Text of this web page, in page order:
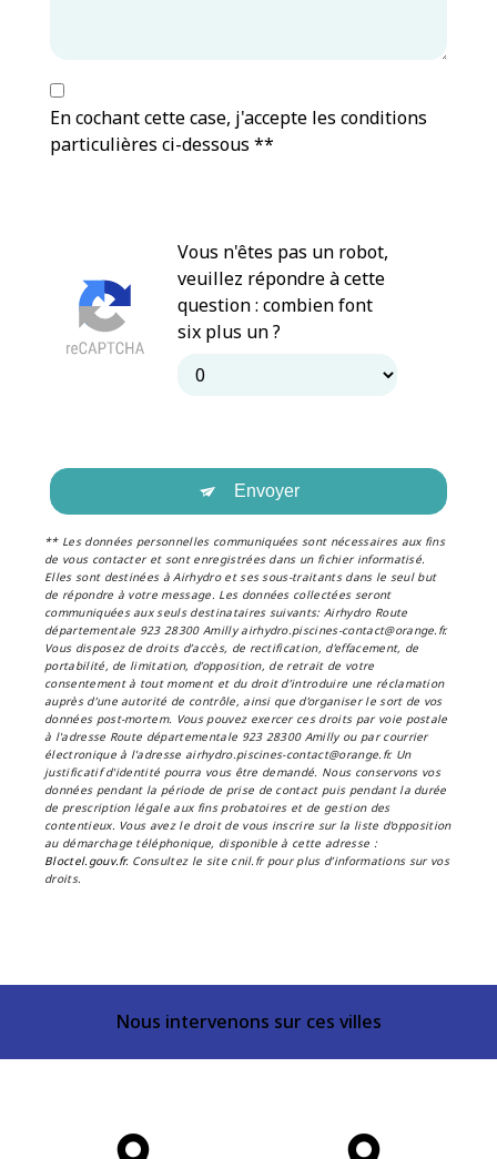
En cochant cette case, j'accepte les conditions
particulières ci-dessous **
Vous n'êtes pas un robot,
veuillez répondre à cette
question : combien font
six plus un ?
Envoyer
** Les données personnelles communiquées sont nécessaires aux fins
de vous contacter et sont enregistrées dans un fichier informatisé.
Elles sont destinées à Airhydro et ses sous-traitants dans le seul but
de répondre à votre message. Les données collectées seront
communiquées aux seuls destinataires suivants: Airhydro Route
départementale 923 28300 Amilly airhydro.piscines-contact@orange.fr.
Vous disposez de droits d’accès, de rectification, d’effacement, de
portabilité, de limitation, d’opposition, de retrait de votre
consentement à tout moment et du droit d’introduire une réclamation
auprès d’une autorité de contrôle, ainsi que d’organiser le sort de vos
données post-mortem. Vous pouvez exercer ces droits par voie postale
à l'adresse Route départementale 923 28300 Amilly ou par courrier
électronique à l'adresse airhydro.piscines-contact@orange.fr. Un
justificatif d'identité pourra vous être demandé. Nous conservons vos
données pendant la période de prise de contact puis pendant la durée
de prescription légale aux fins probatoires et de gestion des
contentieux. Vous avez le droit de vous inscrire sur la liste d'opposition
au démarchage téléphonique, disponible à cette adresse :
Bloctel.gouv.fr. Consultez le site cnil.fr pour plus d’informations sur vos
droits.
Nous intervenons sur ces villes